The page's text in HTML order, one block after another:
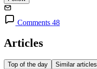
Comments 48
Articles
Top of the day Similar articles